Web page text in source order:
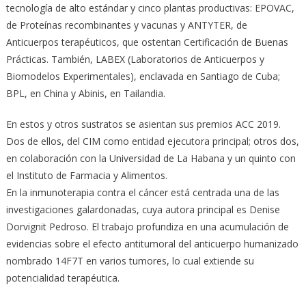
tecnología de alto estándar y cinco plantas productivas: EPOVAC,
de Proteínas recombinantes y vacunas y ANTYTER, de
Anticuerpos terapéuticos, que ostentan Certificación de Buenas
Prácticas. También, LABEX (Laboratorios de Anticuerpos y
Biomodelos Experimentales), enclavada en Santiago de Cuba;
BPL, en China y Abinis, en Tailandia.
En estos y otros sustratos se asientan sus premios ACC 2019.
Dos de ellos, del CIM como entidad ejecutora principal; otros dos,
en colaboración con la Universidad de La Habana y un quinto con
el Instituto de Farmacia y Alimentos.
En la inmunoterapia contra el cáncer está centrada una de las
investigaciones galardonadas, cuya autora principal es Denise
Dorvignit Pedroso. El trabajo profundiza en una acumulación de
evidencias sobre el efecto antitumoral del anticuerpo humanizado
nombrado 14F7T en varios tumores, lo cual extiende su
potencialidad terapéutica.